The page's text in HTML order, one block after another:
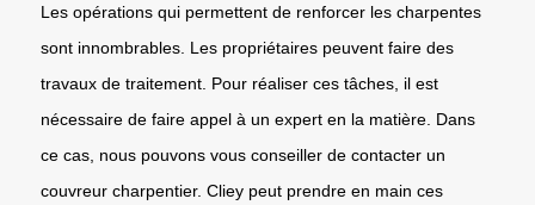
Les opérations qui permettent de renforcer les charpentes
sont innombrables. Les propriétaires peuvent faire des
travaux de traitement. Pour réaliser ces tâches, il est
nécessaire de faire appel à un expert en la matière. Dans
ce cas, nous pouvons vous conseiller de contacter un
couvreur charpentier. Cliey peut prendre en main ces